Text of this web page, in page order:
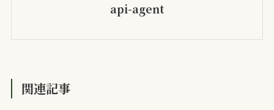
api-agent
関連記事